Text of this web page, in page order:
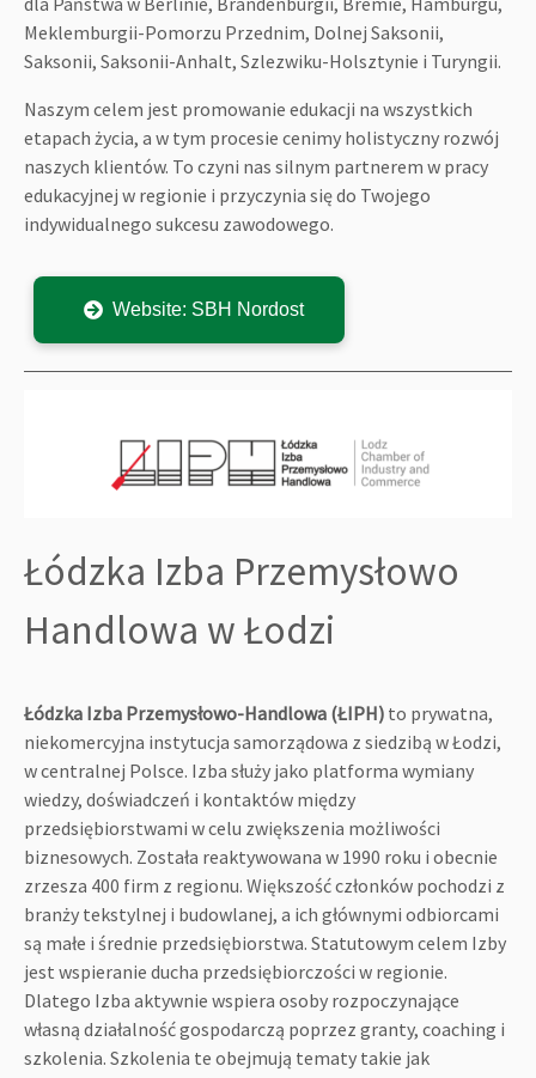
Meklemburgii-Pomorzu Przednim, Dolnej Saksonii,
Saksonii, Saksonii-Anhalt, Szlezwiku-Holsztynie i Turyngii.
Naszym celem jest promowanie edukacji na wszystkich
etapach życia, a w tym procesie cenimy holistyczny rozwój
naszych klientów. To czyni nas silnym partnerem w pracy
edukacyjnej w regionie i przyczynia się do Twojego
indywidualnego sukcesu zawodowego.
Website: SBH Nordost
Łódzka Izba Przemysłowo
Handlowa w Łodzi
Łódzka Izba Przemysłowo-Handlowa (ŁIPH) to prywatna,
niekomercyjna instytucja samorządowa z siedzibą w Łodzi,
w centralnej Polsce. Izba służy jako platforma wymiany
wiedzy, doświadczeń i kontaktów między
przedsiębiorstwami w celu zwiększenia możliwości
biznesowych. Została reaktywowana w 1990 roku i obecnie
zrzesza 400 firm z regionu. Większość członków pochodzi z
branży tekstylnej i budowlanej, a ich głównymi odbiorcami
są małe i średnie przedsiębiorstwa. Statutowym celem Izby
jest wspieranie ducha przedsiębiorczości w regionie.
Dlatego Izba aktywnie wspiera osoby rozpoczynające
własną działalność gospodarczą poprzez granty, coaching i
szkolenia. Szkolenia te obejmują tematy takie jak